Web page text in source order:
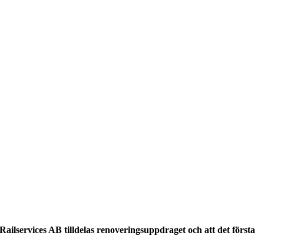
AB tilldelas renoveringsuppdraget och att det första